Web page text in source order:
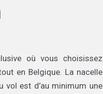
où vous choisissez
en Belgique. La nacelle
vol est d’au minimum une